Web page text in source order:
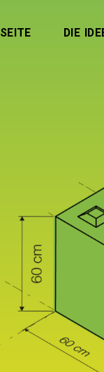
DIE